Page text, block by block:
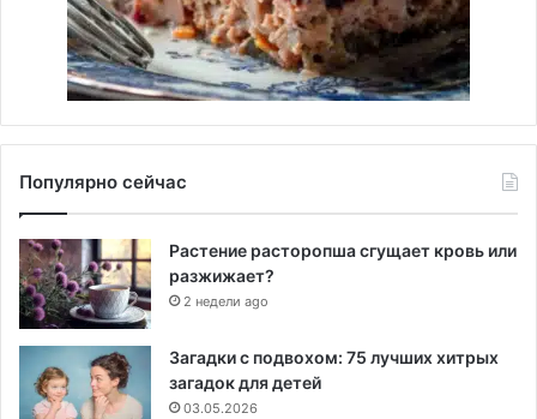
Популярно сейчас
Растение расторопша сгущает кровь или
разжижает?
2 недели ago
Загадки с подвохом: 75 лучших хитрых
загадок для детей
03.05.2026